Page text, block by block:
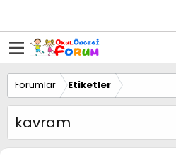
Forumlar Etiketler
kavram